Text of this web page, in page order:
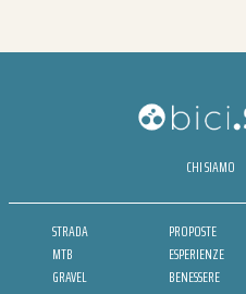
CHI SIAMO
STRADA
MTB
GRAVEL
PROPOSTE
ESPERIENZE
BENESSERE